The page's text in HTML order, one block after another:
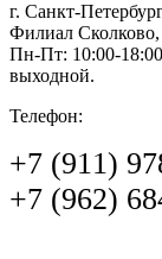
г. Санкт-
Филиал
Пн-Пт: 10:00-
выходной.
Телефон:
+7 (911)
+7 (962)